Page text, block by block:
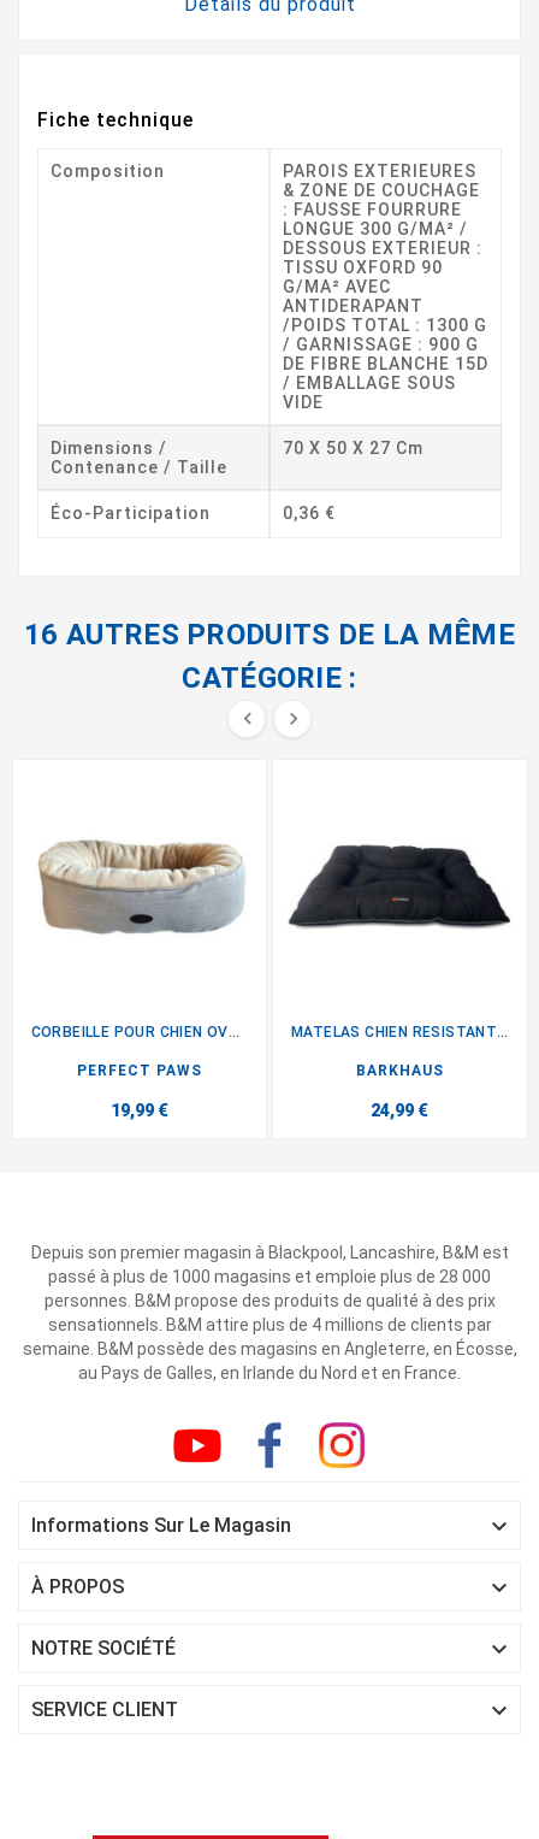
Fiche technique
Composition
PAROIS EXTERIEURES
& ZONE DE COUCHAGE
: FAUSSE FOURRURE
LONGUE 300 G/MA² /
DESSOUS EXTERIEUR :
TISSU OXFORD 90
G/MA² AVEC
ANTIDERAPANT
/POIDS TOTAL : 1300 G
/ GARNISSAGE : 900 G
DE FIBRE BLANCHE 15D
/ EMBALLAGE SOUS
VIDE
Dimensions /
Contenance / Taille
70 X 50 X 27 Cm
Éco-Participation 0,36 €
16 AUTRES PRODUITS DE LA MÊME
CATÉGORIE :
 
CORBEILLE POUR CHIEN OVALE
PERFECT PAWS
19,99 €
MATELAS CHIEN RESISTANT NOIR
BARKHAUS
24,99 €
Depuis son premier magasin à Blackpool, Lancashire, B&M est
passé à plus de 1000 magasins et emploie plus de 28 000
personnes. B&M propose des produits de qualité à des prix
sensationnels. B&M attire plus de 4 millions de clients par
semaine. B&M possède des magasins en Angleterre, en Écosse,
au Pays de Galles, en Irlande du Nord et en France.
Informations Sur Le Magasin 
À PROPOS 
NOTRE SOCIÉTÉ 
SERVICE CLIENT 